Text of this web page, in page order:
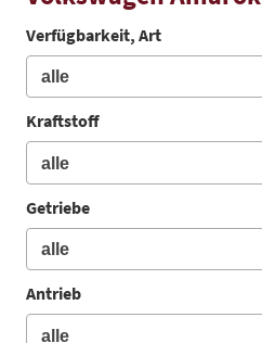
Verfügbarkeit, Art
Kraftstoff
Getriebe
Antrieb